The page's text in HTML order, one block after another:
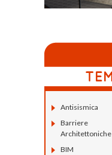
Antisismica
Barriere
Architettoniche
BIM